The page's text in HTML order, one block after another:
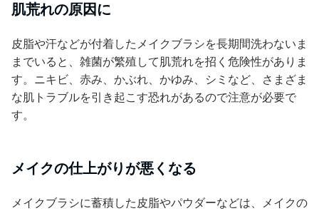
肌荒れの原因に
皮脂や汗などが付着したメイクブラシを長期間洗わないま
までいると、雑菌が繁殖して肌荒れを招く危険性がありま
す。ニキビ、赤み、かぶれ、かゆみ、シミなど、さまざま
な肌トラブルを引き起こす恐れがあるので注意が必要で
す。
メイクの仕上がりが悪くなる
メイクブラシに蓄積した皮脂やパウダーなどは、メイクの